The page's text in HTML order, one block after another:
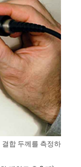
합 두께를 측정하